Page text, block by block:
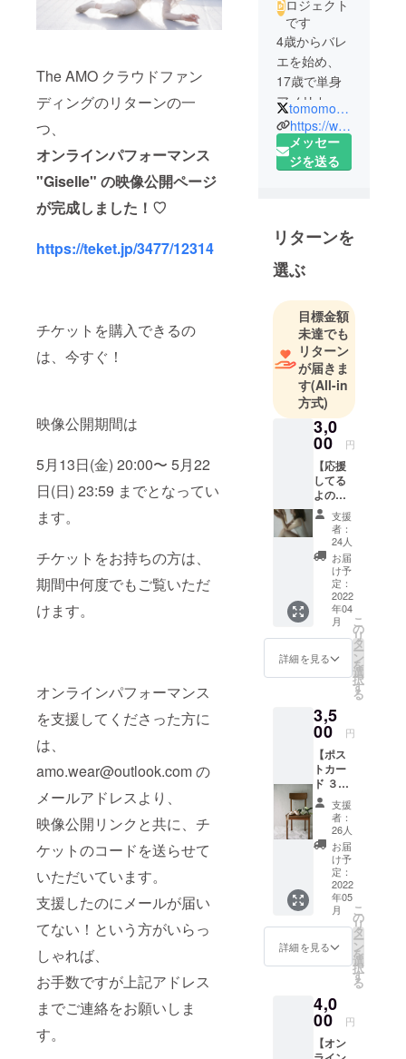
The AMO クラウドファン
ディングのリターンの一
つ、
オンラインパフォーマンス
"Giselle" の映像公開ページ
が完成しました！♡
https://teket.jp/3477/12314
チケットを購入できるの
は、今すぐ！
映像公開期間は
5月13日(金) 20:00〜 5月22
日(日) 23:59 までとなってい
ます。
チケットをお持ちの方は、
期間中何度でもご覧いただ
けます。
オンラインパフォーマンス
を支援してくださった方に
は、
amo.wear@outlook.com の
メールアドレスより、
映像公開リンクと共に、チ
ケットのコードを送らせて
いただいています。
支援したのにメールが届い
てない！という方がいらっ
しゃれば、
お手数ですが上記アドレス
までご連絡をお願いしま
す。
ロジェクト
です
4歳からバレ
エを始め、
17歳で単身
アメリカの
バレエ学校
に留学。バ
レエ学校卒
修３年を経
て、イタリ
アローマの
バレエ団に
入団し、そ
こでイタリ
ア中を回る
70以上の公
演に立つ。
今は日本を
拠点に移
し、ダン
サーとして
舞台に立ち
続けながら
「日常に
アートを」
を軸にアー
トで心を躍
らせる人が
増えてほし
いと色々な
分野で活動
tomomomomore
https://www.instagram.com/tomomomomore
メッセー
ジを送る
リターンを
選ぶ
目標金額
未達でも
リターン
が届きま
す(All-in
方式)
3,0
00 円
【応援
してる
よのリ
ター
ン】 応
援して
るよー
という
お気持
ちと支
援に、
村中智
より
メール
にて直
セージ
をお届
けさせ
ていた
だきま
す。
3000円
から好
きなだ
け支援
してい
ただけ
ます。
そのお
気持ち
に感謝
です！
支援
者：
24人
お届
け予
定：
2022
年04
月
詳細を見る
こ
の
リ
タ
ー
ン
を
選
択
す
る
3,5
00 円
【ポス
トカー
ド ３枚
& ス
テッ
カー
セッ
ト】
The
AMOの
First
Collecti
on
"Giselle
(ジゼ
使った
ポスト
カード
３枚
支援
者：
26人
お届
け予
定：
2022
年05
月
詳細を見る
こ
の
リ
タ
ー
ン
を
選
択
す
る
4,0
00 円
【オン